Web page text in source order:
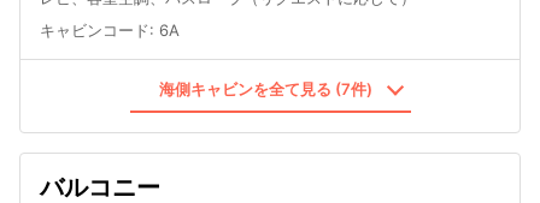
キャビンコード: 6A
海側キャビンを全て見る (7件)
バルコニー